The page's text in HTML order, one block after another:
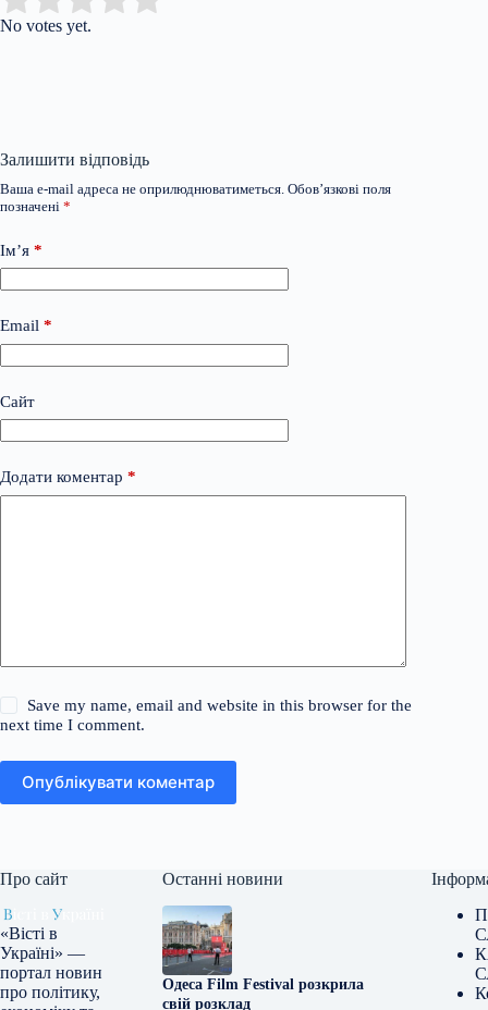
No votes yet.
Залишити відповідь
Ваша e-mail адреса не оприлюднюватиметься. Обов’язкові поля
позначені *
Ім’я *
Email *
Сайт
Додати коментар *
Save my name, email and website in this browser for the
next time I comment.
Опублікувати коментар
Про сайт
«Вісті в
Україні» —
портал новин
про політику,
Останні новини
Одеса Film Festival розкрила
свій розклад